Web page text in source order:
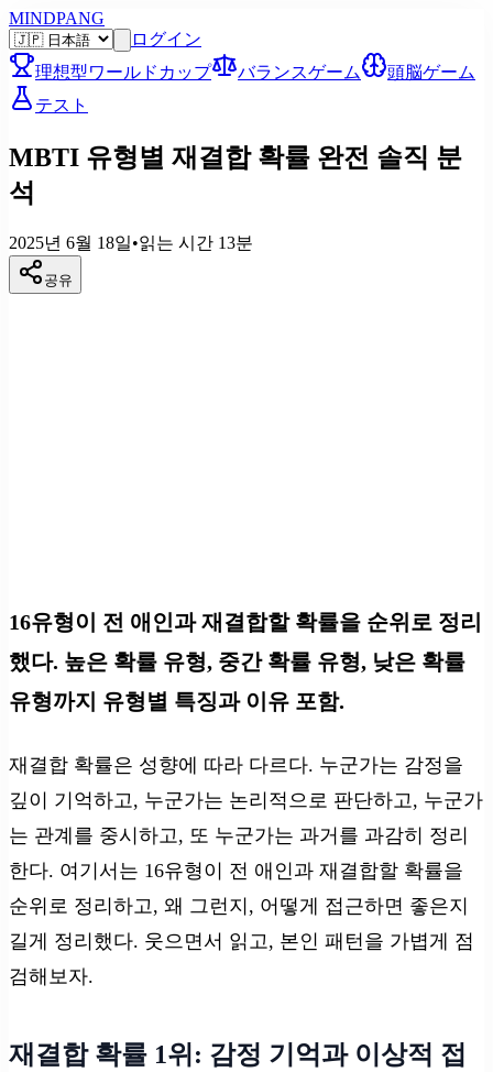
MINDPANG
ログイン
理想型ワールドカップ
バランスゲーム
頭脳ゲーム
テスト
MBTI 유형별 재결합 확률 완전 솔직 분
석
2025년 6월 18일•읽는 시간 13분
공유
16유형이 전 애인과 재결합할 확률을 순위로 정리
했다. 높은 확률 유형, 중간 확률 유형, 낮은 확률
유형까지 유형별 특징과 이유 포함.
재결합 확률은 성향에 따라 다르다. 누군가는 감정을
깊이 기억하고, 누군가는 논리적으로 판단하고, 누군가
는 관계를 중시하고, 또 누군가는 과거를 과감히 정리
한다. 여기서는 16유형이 전 애인과 재결합할 확률을
순위로 정리하고, 왜 그런지, 어떻게 접근하면 좋은지
길게 정리했다. 웃으면서 읽고, 본인 패턴을 가볍게 점
검해보자.
재결합 확률 1위: 감정 기억과 이상적 접